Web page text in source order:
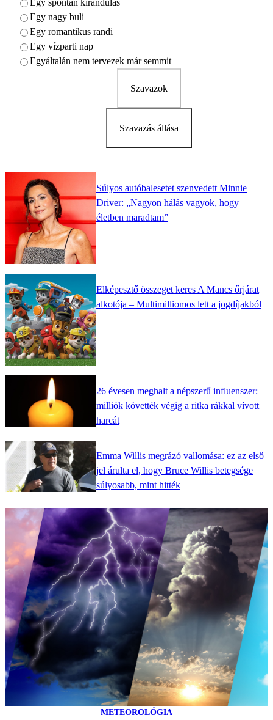
Egy spontán kirándulás
Egy nagy buli
Egy romantikus randi
Egy vízparti nap
Egyáltalán nem tervezek már semmit
Szavazok
Szavazás állása
Súlyos autóbalesetet szenvedett Minnie
Driver: „Nagyon hálás vagyok, hogy
életben maradtam”
Elképesztő összeget keres A Mancs őrjárat
alkotója – Multimilliomos lett a jogdíjakból
26 évesen meghalt a népszerű influenszer:
milliók követték végig a ritka rákkal vívott
harcát
Emma Willis megrázó vallomása: ez az első
jel árulta el, hogy Bruce Willis betegsége
súlyosabb, mint hitték
METEOROLÓGIA